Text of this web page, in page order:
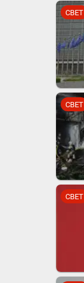
СВЕТ
СВЕТ
СВЕТ